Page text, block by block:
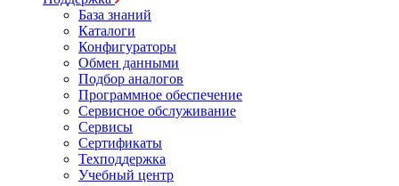
База знаний
Каталоги
Конфигураторы
Обмен данными
Подбор аналогов
Программное обеспечение
Сервисное обслуживание
Сервисы
Сертификаты
Техподдержка
Учебный центр